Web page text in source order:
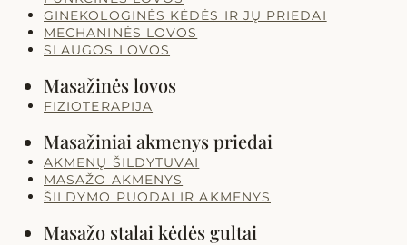
GINEKOLOGINĖS KĖDĖS IR JŲ PRIEDAI
MECHANINĖS LOVOS
SLAUGOS LOVOS
Masažinės lovos
FIZIOTERAPIJA
Masažiniai akmenys priedai
AKMENŲ ŠILDYTUVAI
MASAŽO AKMENYS
ŠILDYMO PUODAI IR AKMENYS
Masažo stalai kėdės gultai